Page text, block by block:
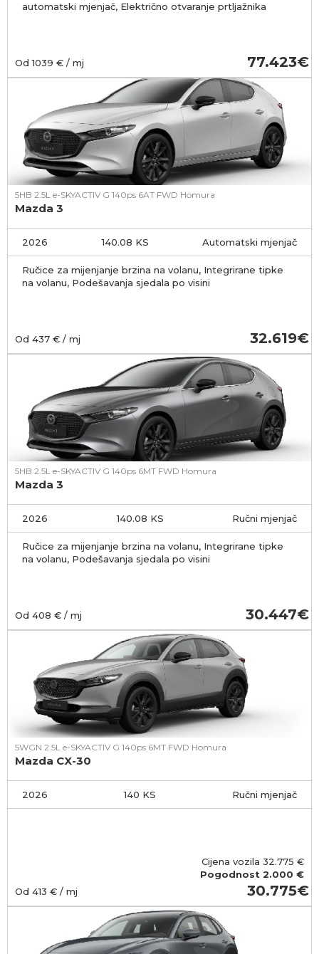
automatski mjenjač, Električno otvaranje prtljažnika
Od1039 € / mj 77.423
5HB 2.5L e-SKYACTIV G 140ps 6AT FWD Homura
Mazda 3
2026 140.08 KS Automatski mjenjač
Ručice za mijenjanje brzina na volanu, Integrirane tipke
na volanu, Podešavanja sjedala po visini
Od 437 € / mj 32.619
5HB 2.5L e-SKYACTIV G 140ps 6MT FWD Homura
Mazda 3
2026 140.08 KS Ručni mjenjač
Ručice za mijenjanje brzina na volanu, Integrirane tipke
na volanu, Podešavanja sjedala po visini
Od 408 € / mj 30.447
5WGN 2.5L e-SKYACTIV G 140ps 6MT FWD Homura
Mazda CX-30
2026 140 KS Ručni mjenjač
Cijena vozila 32.775 €
Pogodnost 2.000 €
Od 413 € / mj 30.775